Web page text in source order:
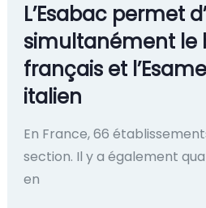
L’Esabac permet
simultanément le
français et
italien
En France, 66
section. Il y a également
en